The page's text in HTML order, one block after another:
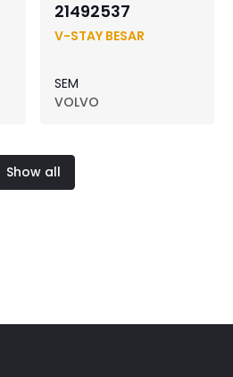
21492537
V-STAY BESAR
SEM
VOLVO
Show all